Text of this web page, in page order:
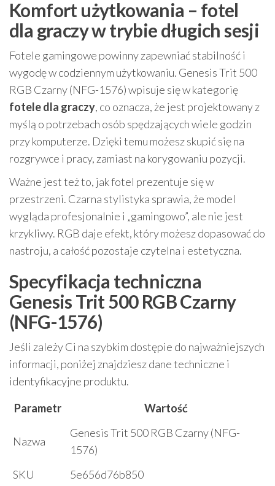
Komfort użytkowania – fotel
dla graczy w trybie długich sesji
Fotele gamingowe powinny zapewniać stabilność i
wygodę w codziennym użytkowaniu. Genesis Trit 500
RGB Czarny (NFG-1576) wpisuje się w kategorię
fotele dla graczy, co oznacza, że jest projektowany z
myślą o potrzebach osób spędzających wiele godzin
przy komputerze. Dzięki temu możesz skupić się na
rozgrywce i pracy, zamiast na korygowaniu pozycji.
Ważne jest też to, jak fotel prezentuje się w
przestrzeni. Czarna stylistyka sprawia, że model
wygląda profesjonalnie i „gamingowo”, ale nie jest
krzykliwy. RGB daje efekt, który możesz dopasować do
nastroju, a całość pozostaje czytelna i estetyczna.
Specyfikacja techniczna
Genesis Trit 500 RGB Czarny
(NFG-1576)
Jeśli zależy Ci na szybkim dostępie do najważniejszych
informacji, poniżej znajdziesz dane techniczne i
identyfikacyjne produktu.
Parametr
Wartość
Nazwa
Genesis Trit 500 RGB Czarny (NFG-
1576)
SKU
5e656d76b850